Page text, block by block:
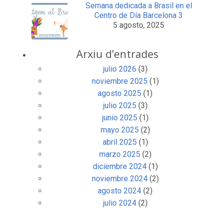
Semana dedicada a Brasil en el
Centro de Día Barcelona 3
5 agosto, 2025
Arxiu d’entrades
julio 2026 (3)
noviembre 2025 (1)
agosto 2025 (1)
julio 2025 (3)
junio 2025 (1)
mayo 2025 (2)
abril 2025 (1)
marzo 2025 (2)
diciembre 2024(1)
noviembre 2024(2)
agosto 2024 (2)
julio 2024(2)